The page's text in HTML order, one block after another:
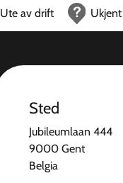
Ute av drift Ukjent
Sted
Jubileumlaan 444
9000 Gent
Belgia